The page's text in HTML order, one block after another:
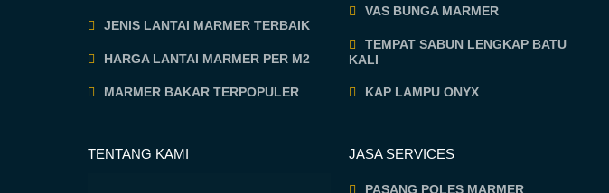
JENIS LANTAI MARMER TERBAIK
HARGA LANTAI MARMER PER M2
MARMER BAKAR TERPOPULER
TENTANG KAMI
VAS BUNGA MARMER
TEMPAT SABUN LENGKAP BATU
KALI
KAP LAMPU ONYX
JASA SERVICES
PASANG POLES MARMER